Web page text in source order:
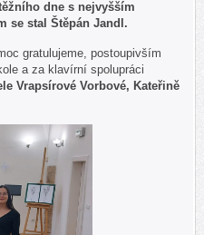
dne s nejvyšším
se stal Štěpán Jandl.
gratulujeme, postoupivším
a za klavírní spolupráci
Vrapsírové Vorbové, Kateřině